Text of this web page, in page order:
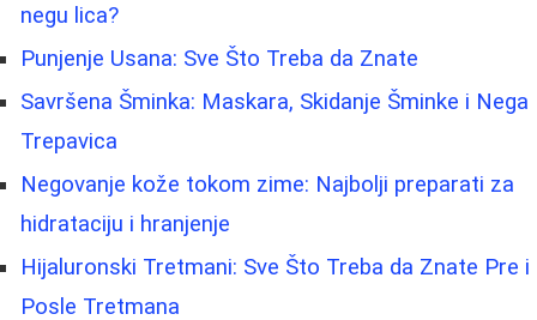
negu lica?
Punjenje Usana: Sve Što Treba da Znate
Savršena Šminka: Maskara, Skidanje Šminke i Nega
Trepavica
Negovanje kože tokom zime: Najbolji preparati za
hidrataciju i hranjenje
Hijaluronski Tretmani: Sve Što Treba da Znate Pre i
Posle Tretmana